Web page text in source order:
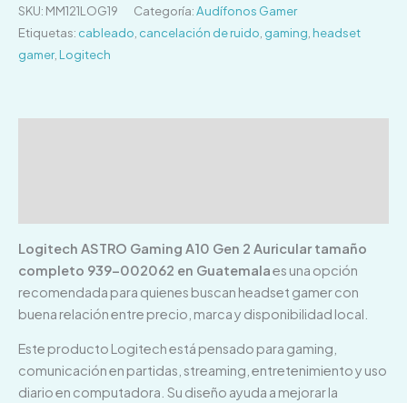
SKU: MM121LOG19 Categoría:Audífonos Gamer
Etiquetas: cableado cancelación de ruido gaming headset
gamer, Logitech
Logitech ASTRO Gaming A10 Gen 2 Auricular tamaño
completo 939-002062 en Guatemalaes una opción
recomendada para quienes buscan headset gamer con
buena relación entre precio, marca y disponibilidad local.
Este producto Logitech está pensado para gaming,
comunicación en partidas, streaming, entretenimiento y uso
diario en computadora. Su diseño ayuda a mejorar la